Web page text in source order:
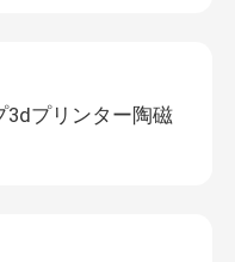
3dプリンター陶磁